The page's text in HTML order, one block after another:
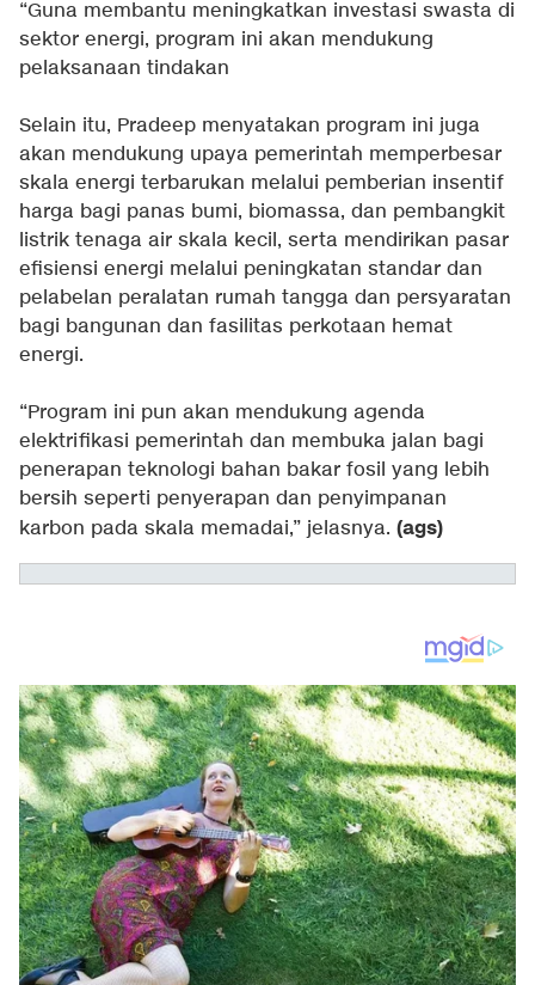
“Guna membantu meningkatkan investasi swasta di
sektor energi, program ini akan mendukung
pelaksanaan tindakan
Selain itu, Pradeep menyatakan program ini juga
akan mendukung upaya pemerintah memperbesar
skala energi terbarukan melalui pemberian insentif
harga bagi panas bumi, biomassa, dan pembangkit
listrik tenaga air skala kecil, serta mendirikan pasar
efisiensi energi melalui peningkatan standar dan
pelabelan peralatan rumah tangga dan persyaratan
bagi bangunan dan fasilitas perkotaan hemat
energi.
“Program ini pun akan mendukung agenda
elektrifikasi pemerintah dan membuka jalan bagi
penerapan teknologi bahan bakar fosil yang lebih
bersih seperti penyerapan dan penyimpanan
karbon pada skala memadai,” jelasnya. (ags)